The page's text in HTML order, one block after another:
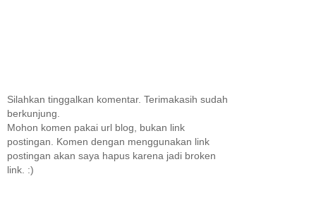
Silahkan tinggalkan komentar. Terimakasih sudah
berkunjung.
Mohon komen pakai url blog, bukan link
postingan. Komen dengan menggunakan link
postingan akan saya hapus karena jadi broken
link. :)